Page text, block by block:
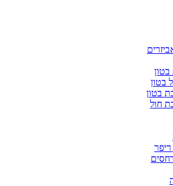
בטון
בטון
בטון
חול